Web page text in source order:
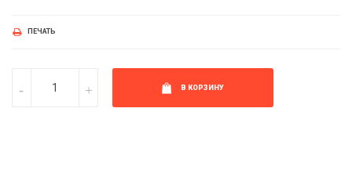
ПЕЧАТЬ
В КОРЗИНУ